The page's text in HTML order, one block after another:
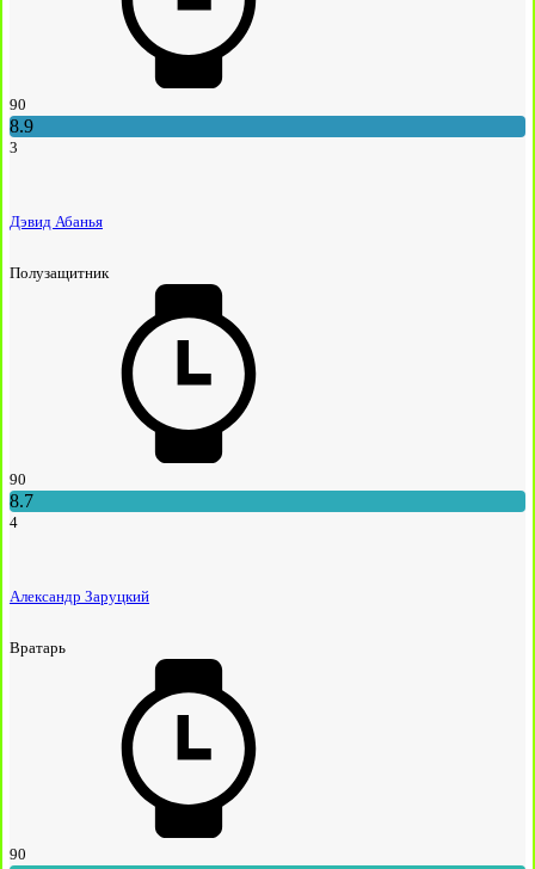
90
8.9
3
Дэвид Абанья
Полузащитник
90
8.7
4
Александр Заруцкий
Вратарь
90